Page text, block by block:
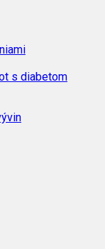
s diabetom